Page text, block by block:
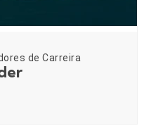
de Carreira